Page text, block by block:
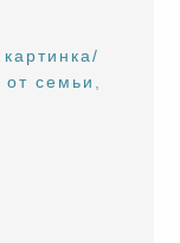
картинка/
от семьи